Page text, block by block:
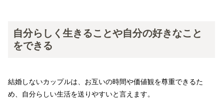
自分らしく生きることや自分の好きなこと
をできる
結婚しないカップルは、お互いの時間や価値観を尊重できるた
め、自分らしい生活を送りやすいと言えます。